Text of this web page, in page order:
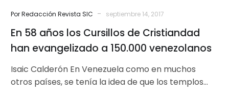
Por Redacción Revista SIC - septiembre 14, 2017
En 58 años los Cursillos de Cristiandad
han evangelizado a 150.000 venezolanos
Isaic Calderón En Venezuela como en muchos
otros países, se tenía la idea de que los templos